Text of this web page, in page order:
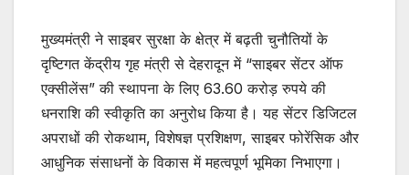
at
s
A
p
p
c
e
b
o
o
itt
er
मुख्यमंत्री ने साइबर सुरक्षा के क्षेत्र में बढ़ती चुनौतियों के
दृष्टिगत केंद्रीय गृह मंत्री से देहरादून में “साइबर सेंटर ऑफ
एक्सीलेंस” की स्थापना के लिए 63.60 करोड़ रुपये की
धनराशि की स्वीकृति का अनुरोध किया है। यह सेंटर डिजिटल
अपराधों की रोकथाम, विशेषज्ञ प्रशिक्षण, साइबर फोरेंसिक और
आधुनिक संसाधनों के विकास में महत्वपूर्ण भूमिका निभाएगा।